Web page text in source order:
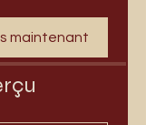
maintenant